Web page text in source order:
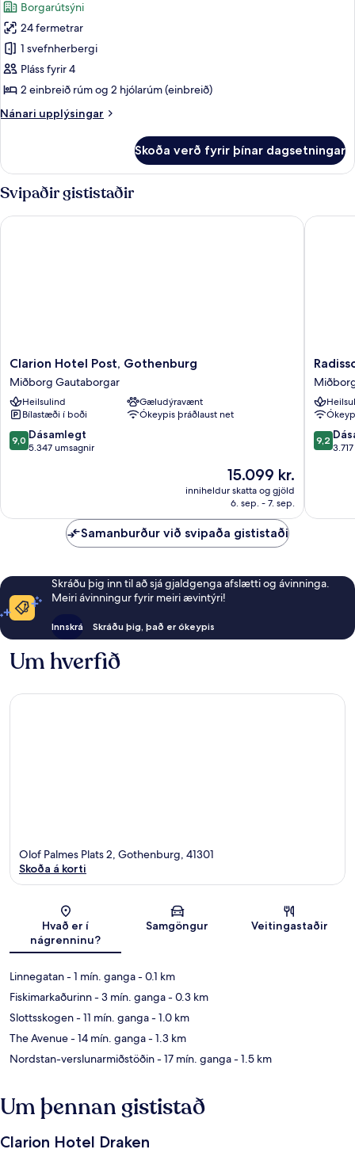
rúm
myndir
fyrir
Fjölskylduherbergi
-
reyklaust
Borgarútsýni
24 fermetrar
1 svefnherbergi
Pláss fyrir 4
2 einbreið rúm og 2 hjólarúm (einbreið)
Nánari upplýsingar
Nánari
-
reyklaust
Skoða verð fyrir þínar dagsetningar
Svipaðir gististaðir
Clarion
Hotel
Post,
Gothenburg
Miðborg
Gautaborgar
Clarion Hotel Post, Gothenburg
Miðborg Gautaborgar
Heilsulind
Gæludýravænt
Bílastæði í boði
Ókeypis þráðlaust net
9.0
af
9,0 Dásamlegt
5.347 umsagnir
Verðið
er
15.099 kr.
15.099 kr.
inniheldur skatta og gjöld
6. sep. - 7. sep.
Clarion Hotel Post, Gothenburg
Blu
Hotel
9.2
af
9,2
Samanburður við svipaða gististaði
Skráðu þig inn til að sjá gjaldgenga afslætti og ávinninga.
Meiri ávinningur fyrir meiri ævintýri!
Innskrá Skráðu þig, það er ókeypis
Um hverfið
Kort
Olof Palmes Plats 2, Gothenburg, 41301
Skoða á korti
Hvað er í
nágrenninu?
Samgöngur Veitingastaðir
Linnegatan- 1 mín. ganga- 0.1 km
Fiskimarkaðurinn- 3 mín. ganga- 0.3 km
Slottsskogen- 11 mín. ganga- 1.0 km
The Avenue- 14 mín. ganga- 1.3 km
Nordstan-verslunarmiðstöðin- 17 mín. ganga- 1.5 km
Um þennan gististað
Clarion Hotel Draken